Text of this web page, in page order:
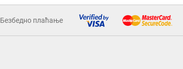
Безбедно плаћање